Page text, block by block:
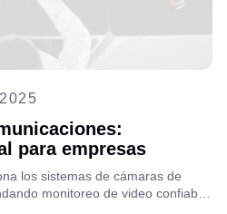
para empresas
los sistemas de cámaras de
monitoreo de video confiable,